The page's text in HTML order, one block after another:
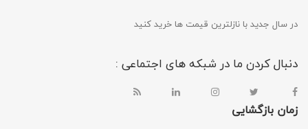
در سال جدید با نازلترین قیمت ها خرید کنید
دنبال کردن ما در شبکه های اجتماعی :
زمان بازگشایی